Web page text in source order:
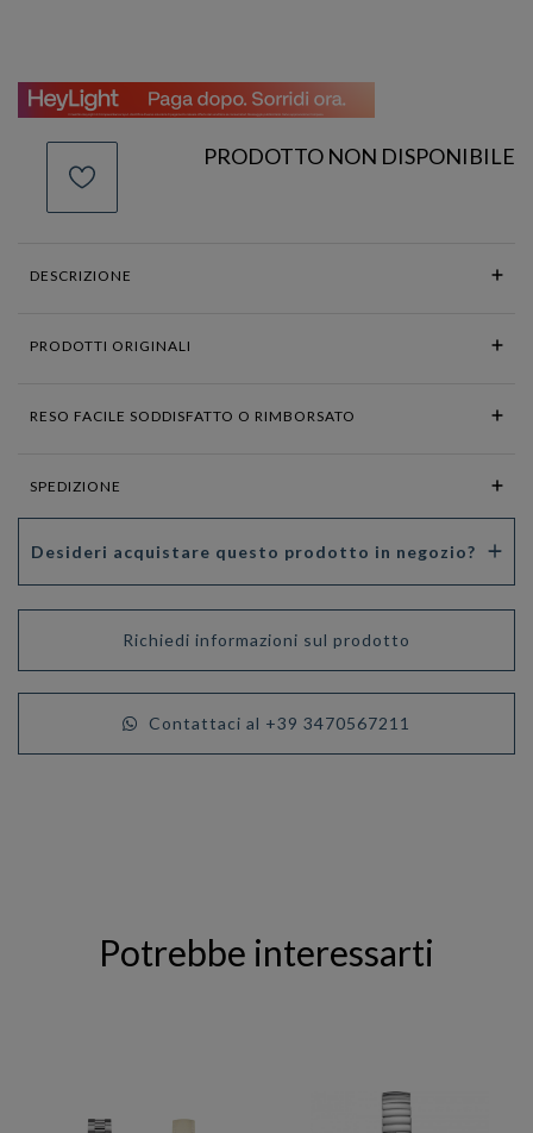
PRODOTTO NON DISPONIBILE
DESCRIZIONE
PRODOTTI ORIGINALI
RESO FACILE SODDISFATTO O RIMBORSATO
SPEDIZIONE
Desideri acquistare questo prodotto in negozio?
Richiedi informazioni sul prodotto
Contattaci al +39 3470567211
Potrebbe interessarti